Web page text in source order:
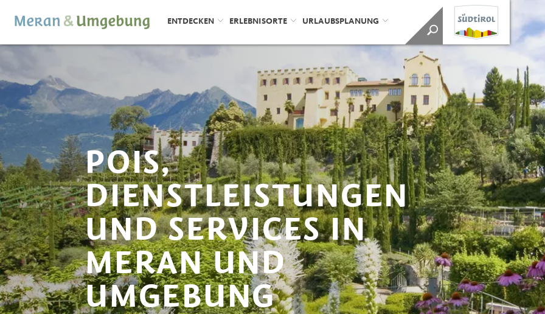
ENTDECKEN ERLEBNISORTE URLAUBSPLANUNG
POIS,
DIENSTLEISTUNGEN
UND SERVICES IN
MERAN UND
UMGEBUNG